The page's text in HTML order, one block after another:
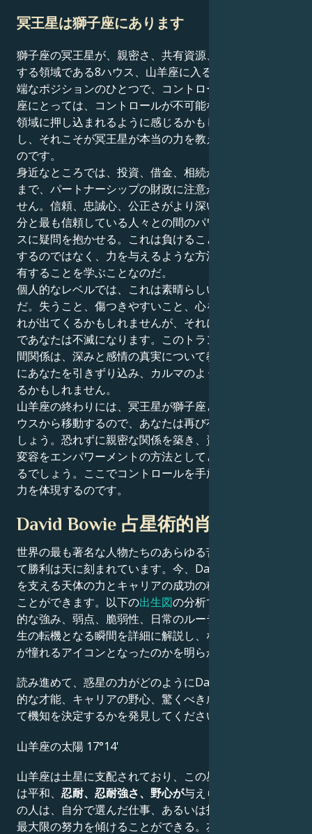
冥王星は獅子座にあります
獅子座の冥王星が、親密さ、共有資源、深い変容に関連
する領域である8ハウス、山羊座に入る。これは最も極
端なポジションのひとつで、コントロールが大好きな星
座にとっては、コントロールが不可能な感情的・経済的
領域に押し込まれるように感じるかもしれません。しか
し、それこそが冥王星が本当の力を教えてくれる場所な
のです。
身近なところでは、投資、借金、相続からビジネス取引
まで、パートナーシップの財政に注意が必要かもしれま
せん。信頼、忠誠心、公正さがより深い神経に触れ、自
分と最も信頼している人々との間のパワー・ダイナミク
スに疑問を抱かせる。これは負けることではなく、消耗
するのではなく、力を与えるような方法でリソースを共
有することを学ぶことなのだ。
個人的なレベルでは、これは素晴らしいシャドーワーク
だ。失うこと、傷つきやすいこと、心を開くことへの恐
れが出てくるかもしれませんが、それに立ち向かうこと
であなたは不滅になります。このトランジットの間の人
間関係は、深みと感情の真実について教えてくれる体験
にあなたを引きずり込み、カルマのようなものさえ感じ
るかもしれません。
山羊座の終わりには、冥王星が獅子座とあなたの第6ハ
ウスから移動するので、あなたは再び有能さを感じるで
しょう。恐れずに親密な関係を築き、資源を賢く扱い、
変容をエンパワーメントの方法としてとらえる方法を知
るでしょう。ここでコントロールを手放し、信頼と回復
力を体現するのです。
David Bowie 占星術的肖像画
世界の最も著名な人物たちのあらゆる苦闘、挑戦、そし
て勝利は天に刻まれています。今、David Bowieの魅力
を支える天体の力とキャリアの成功の秘密を解き明かす
ことができます。以下の出生図の分析では、彼らの先天
的な強み、弱点、脆弱性、日常のルーティン、そして人
生の転機となる瞬間を詳細に解説し、なぜ彼らが私たち
が憧れるアイコンとなったのかを明らかにします。
読み進めて、惑星の力がどのようにDavid Bowieの創造
的な才能、キャリアの野心、驚くべき成果、知恵、そし
て機知を決定するかを発見してください。
山羊座の太陽 17°14'
山羊座は土星に支配されており、この星座生まれの人に
は平和、 忍耐、忍耐強さ、野心が与えられる。この星座
の人は、自分で選んだ仕事、あるいは指示された仕事に
最大限の努力を傾けることができる。友好的で陽気な人